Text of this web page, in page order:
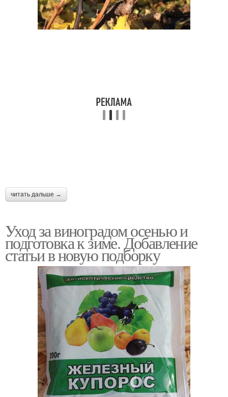
читать дальше →
Уход за виноградом осенью и
подготовка к зиме. Добавление
статьи в новую подборку